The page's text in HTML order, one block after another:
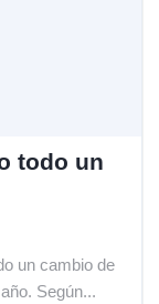
todo un
un cambio de
Según...